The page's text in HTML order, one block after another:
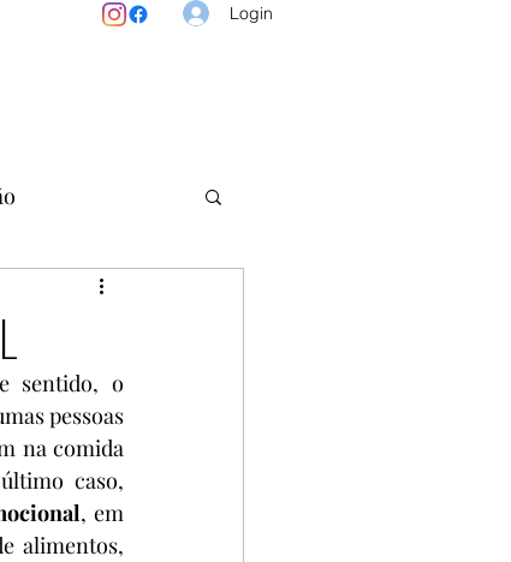
Login
Família
Corpo
sentido, o
pessoas
na comida
caso,
, em
alimentos,